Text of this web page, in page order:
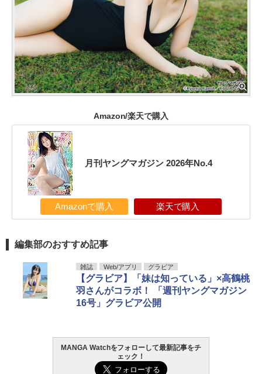
Amazon/楽天で購入
月刊ヤングマガジン 2026年No.4
Amazonで購入 楽天で購入
編集部のおすすめ記事
雑誌 Web/アプリ グラビア
【グラビア】「妹は知っている」×高鶴桃
羽さんがコラボ！ 「週刊ヤングマガジン
16号」グラビア公開
MANGA Watchをフォローして最新記事をチ
ェック！